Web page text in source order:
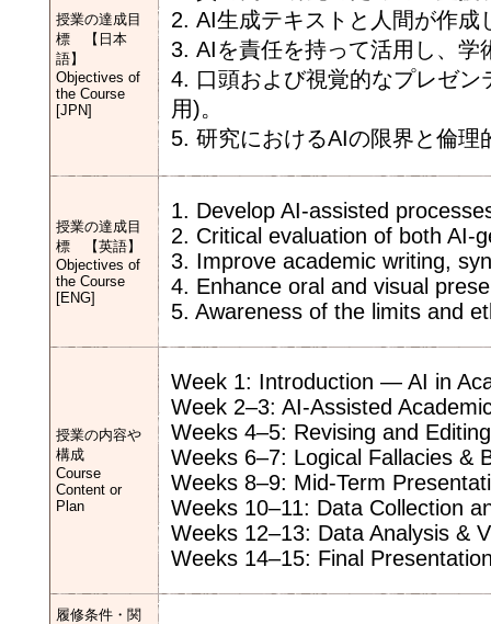
授業の達成目
標 【日本
語】
Objectives of
the Course
[JPN]
2. AI生成テキストと人間が作
3. AIを責任を持って活用し、学
4. 口頭および視覚的なプレゼ
用)。
5. 研究におけるAIの限界と倫理
授業の達成目
標 【英語】
Objectives of
the Course
[ENG]
1. Develop AI-assisted
2. Critical evaluation of both AI-
3. Improve academic writing,
4. Enhance oral and visual
5. Awareness of the limits and
授業の内容や
構成
Course
Content or
Plan
Week 1: Introduction — AI in
Week 2–3: AI-Assisted
Weeks 4–5: Revising and
Weeks 6–7: Logical Fallacies &
Weeks 8–9: Mid-Term
Weeks 10–11: Data Collection
Weeks 12–13: Data Analysis &
Weeks 14–15: Final
履修条件・関